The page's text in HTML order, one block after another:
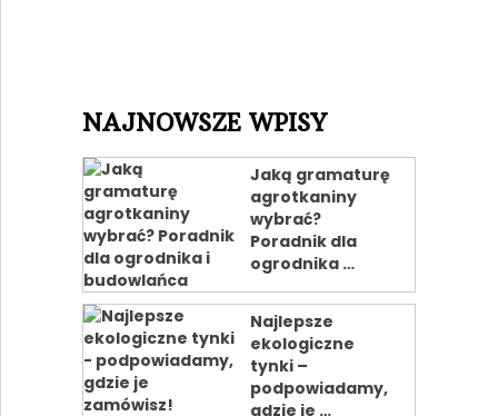
NAJNOWSZE WPISY
Jaką gramaturę
agrotkaniny
wybrać?
Poradnik dla
ogrodnika …
Najlepsze
ekologiczne
tynki –
podpowiadamy,
gdzie je …